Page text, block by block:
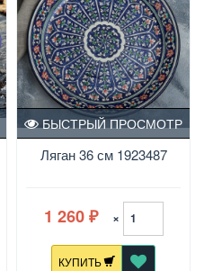
Ляган 36 см 1923487
БЫСТРЫЙ ПРОСМОТР
1 260 ₽ ×
КУПИТЬ